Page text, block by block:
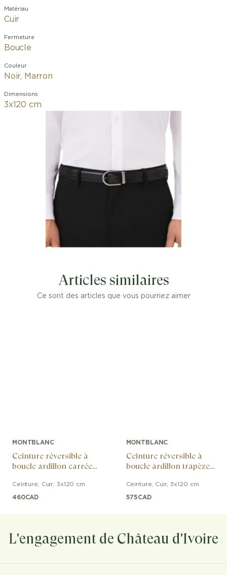
Matériau
Cuir
Fermeture
Boucle
Couleur
Noir, Marron
Dimensions
3x120 cm
Articles similaires
Ce sont des articles que vous pourriez aimer
MONTBLANC
Ceinture réversible à
boucle ardillon carrée
noir/marron
Ceinture Cuir, 3x120 cm
460CAD
MONTBLANC
Ceinture réversible à
boucle ardillon trapèze
noir/marron
Ceinture Cuir, 3x120 cm
575CAD
L'engagement de Château d'Ivoire